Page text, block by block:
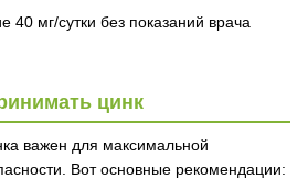
40 мг/сутки без показаний врача
цинк
важен для максимальной
Вот основные рекомендации: